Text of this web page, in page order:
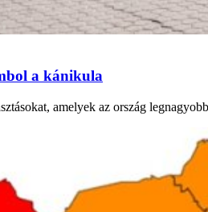
a kánikula
amelyek az ország